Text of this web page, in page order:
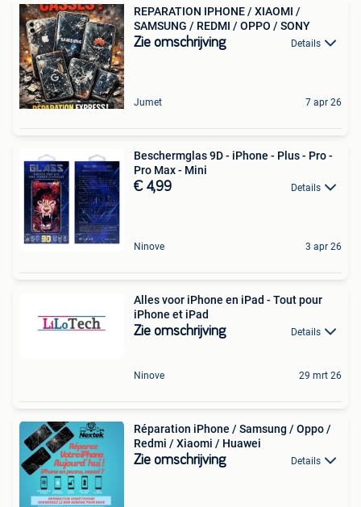
REPARATION IPHONE / XIAOMI /
SAMSUNG / REDMI / OPPO / SONY
Zie omschrijving Details
Jumet 7 apr 26
Beschermglas 9D - iPhone - Plus - Pro -
Pro Max - Mini
€ 4,99 Details
Ninove 3 apr 26
Alles voor iPhone en iPad - Tout pour
iPhone et iPad
Zie omschrijving Details
Ninove 29 mrt 26
Réparation iPhone / Samsung / Oppo /
Redmi / Xiaomi / Huawei
Zie omschrijving Details